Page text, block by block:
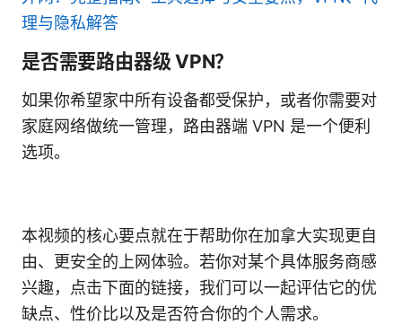
理与隐私解答
是否需要路由器级 VPN？
如果你希望家中所有设备都受保护，或者你需要对
家庭网络做统一管理，路由器端 VPN 是一个便利
选项。
本视频的核心要点就在于帮助你在加拿大实现更自
由、更安全的上网体验。若你对某个具体服务商感
兴趣，点击下面的链接，我们可以一起评估它的优
缺点、性价比以及是否符合你的个人需求。